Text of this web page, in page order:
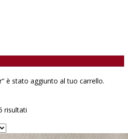
è stato aggiunto al tuo carrello.
risultati